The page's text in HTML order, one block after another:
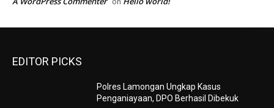
EDITOR PICKS
Polres Lamongan Ungkap Kasus
Penganiayaan, DPO Berhasil Dibekuk